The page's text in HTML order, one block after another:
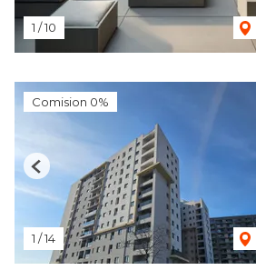
1 /10
Comision 0%
1 /14
Previous